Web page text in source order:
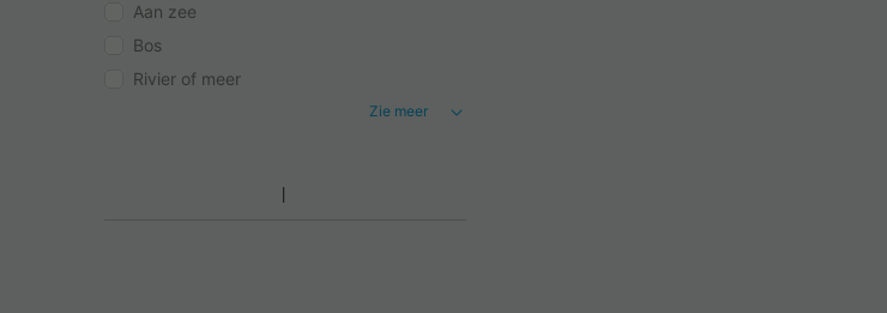
Aan zee
Bos
Rivier of meer
Zie meer